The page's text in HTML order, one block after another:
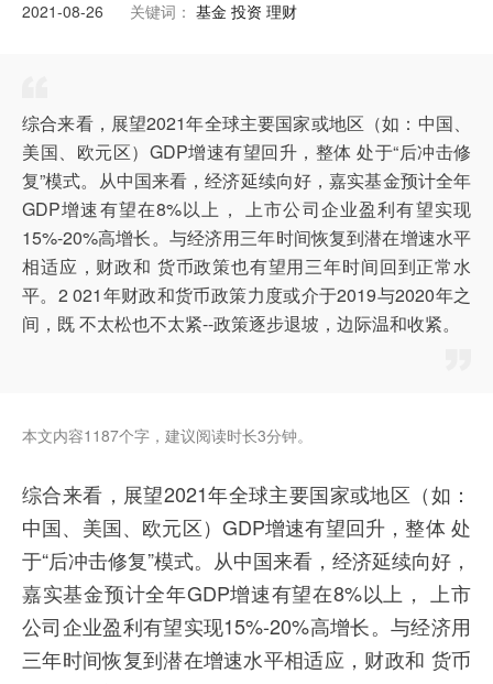
2021-08-26 关键词： 基金 投资 理财
综合来看，展望2021年全球主要国家或地区（如：中国、
美国、欧元区）GDP增速有望回升，整体 处于“后冲击修
复”模式。从中国来看，经济延续向好，嘉实基金预计全年
GDP增速有望在8%以上， 上市公司企业盈利有望实现
15%-20%高增长。与经济用三年时间恢复到潜在增速水平
相适应，财政和 货币政策也有望用三年时间回到正常水
平。2 021年财政和货币政策力度或介于2019与2020年之
间，既 不太松也不太紧--政策逐步退坡，边际温和收紧。
本文内容1187个字，建议阅读时长3分钟。
综合来看，展望2021年全球主要国家或地区（如：
中国、美国、欧元区）GDP增速有望回升，整体 处
于“后冲击修复”模式。从中国来看，经济延续向好，
嘉实基金预计全年GDP增速有望在8%以上， 上市
公司企业盈利有望实现15%-20%高增长。与经济用
三年时间恢复到潜在增速水平相适应，财政和 货币